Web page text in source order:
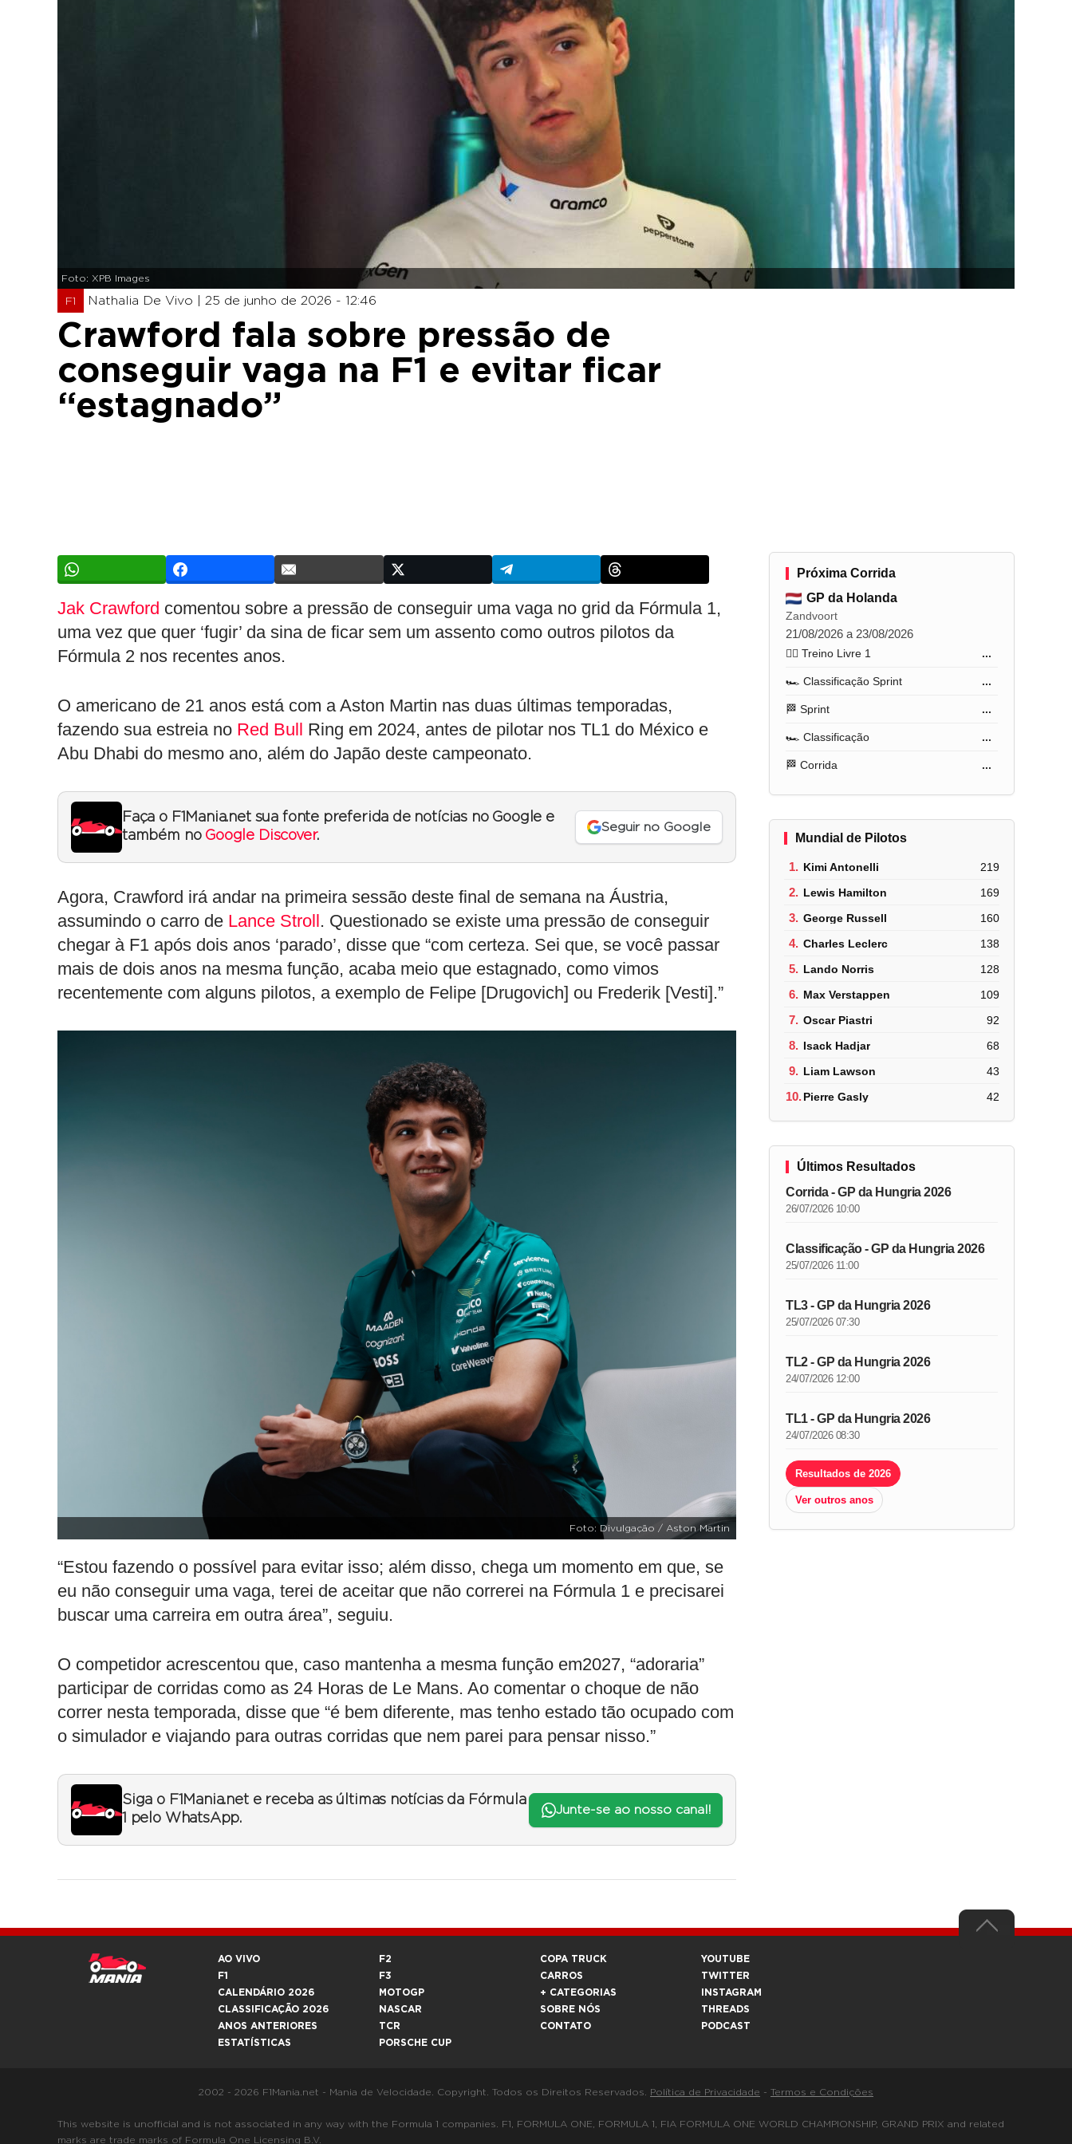
Foto: XPB Images
F1 Nathalia De Vivo | 25 de junho de 2026 - 12:46
Crawford fala sobre pressão de
conseguir vaga na F1 e evitar ficar
“estagnado”
Jak Crawford comentou sobre a pressão de conseguir uma vaga no grid da Fórmula 1,
uma vez que quer ‘fugir’ da sina de ficar sem um assento como outros pilotos da
Fórmula 2 nos recentes anos.
O americano de 21 anos está com a Aston Martin nas duas últimas temporadas,
fazendo sua estreia no Red Bull Ring em 2024, antes de pilotar nos TL1 do México e
Abu Dhabi do mesmo ano, além do Japão deste campeonato.
Faça o F1Mania.net sua fonte preferida de notícias no Google e
também no Google Discover.
Seguir no Google
Agora, Crawford irá andar na primeira sessão deste final de semana na Áustria,
assumindo o carro de Lance Stroll. Questionado se existe uma pressão de conseguir
chegar à F1 após dois anos ‘parado’, disse que “com certeza. Sei que, se você passar
mais de dois anos na mesma função, acaba meio que estagnado, como vimos
recentemente com alguns pilotos, a exemplo de Felipe [Drugovich] ou Frederik [Vesti].”
Foto: Divulgação / Aston Martin
“Estou fazendo o possível para evitar isso; além disso, chega um momento em que, se
eu não conseguir uma vaga, terei de aceitar que não correrei na Fórmula 1 e precisarei
buscar uma carreira em outra área”, seguiu.
O competidor acrescentou que, caso mantenha a mesma função em2027, “adoraria”
participar de corridas como as 24 Horas de Le Mans. Ao comentar o choque de não
correr nesta temporada, disse que “é bem diferente, mas tenho estado tão ocupado com
o simulador e viajando para outras corridas que nem parei para pensar nisso.”
Siga o F1Mania.net e receba as últimas notícias da Fórmula
1 pelo WhatsApp.
Junte-se ao nosso canal!
Próxima Corrida
GP da Holanda
Zandvoort
21/08/2026 a 23/08/2026
🏋️‍♂️ Treino Livre 1 ...
🏎️ Classificação Sprint ...
🏁 Sprint ...
🏎️ Classificação ...
🏁 Corrida ...
Mundial de Pilotos
1. Kimi Antonelli 219
2. Lewis Hamilton 169
3. George Russell 160
4. Charles Leclerc 138
5. Lando Norris 128
6. Max Verstappen 109
7. Oscar Piastri 92
8. Isack Hadjar 68
9. Liam Lawson 43
10.Pierre Gasly 42
Últimos Resultados
Corrida - GP da Hungria 2026
26/07/2026 10:00
Classificação - GP da Hungria 2026
25/07/2026 11:00
TL3 - GP da Hungria 2026
25/07/2026 07:30
TL2 - GP da Hungria 2026
24/07/2026 12:00
TL1 - GP da Hungria 2026
24/07/2026 08:30
Resultados de 2026
Ver outros anos
AO VIVO
F1
CALENDÁRIO 2026
CLASSIFICAÇÃO 2026
ANOS ANTERIORES
ESTATÍSTICAS
F2
F3
MOTOGP
NASCAR
TCR
PORSCHE CUP
COPA TRUCK
CARROS
+ CATEGORIAS
SOBRE NÓS
CONTATO
YOUTUBE
TWITTER
INSTAGRAM
THREADS
PODCAST
2002 - 2026 F1Mania.net - Mania de Velocidade. Copyright. Todos os Direitos Reservados. Política de Privacidade - Termos e Condições
This website is unofficial and is not associated in any way with the Formula 1 companies. F1, FORMULA ONE, FORMULA 1, FIA FORMULA ONE WORLD CHAMPIONSHIP, GRAND PRIX and related
marks are trade marks of Formula One Licensing B.V.